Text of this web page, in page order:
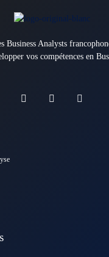
Business Analysts
vos compétences en